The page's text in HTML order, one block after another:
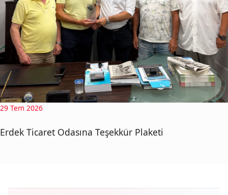
29 Tem 2026
Erdek Ticaret Odasına Teşekkür Plaketi